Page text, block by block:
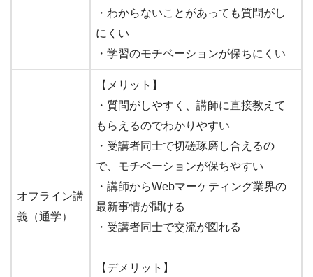
・わからないことがあっても質問がし
にくい
・学習のモチベーションが保ちにくい
オフライン講
義（通学）
【メリット】
・質問がしやすく、講師に直接教えて
もらえるのでわかりやすい
・受講者同士で切磋琢磨し合えるの
で、モチベーションが保ちやすい
・講師からWebマーケティング業界の
最新事情が聞ける
・受講者同士で交流が図れる
【デメリット】